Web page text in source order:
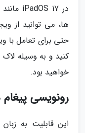
ها، می توانید از
حتی برای تعامل با
کنید و به وسیله
خواهید بود.
رونویسی
این قابلیت به